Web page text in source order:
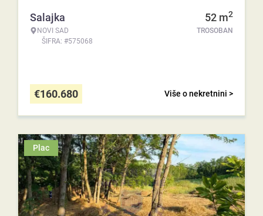
Salajka
NOVI SAD
ŠIFRA: #575068
52 m2
TROSOBAN
Više o nekretnini >
€160.680
Plac